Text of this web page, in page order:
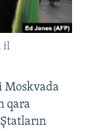
il
Moskvada
qara